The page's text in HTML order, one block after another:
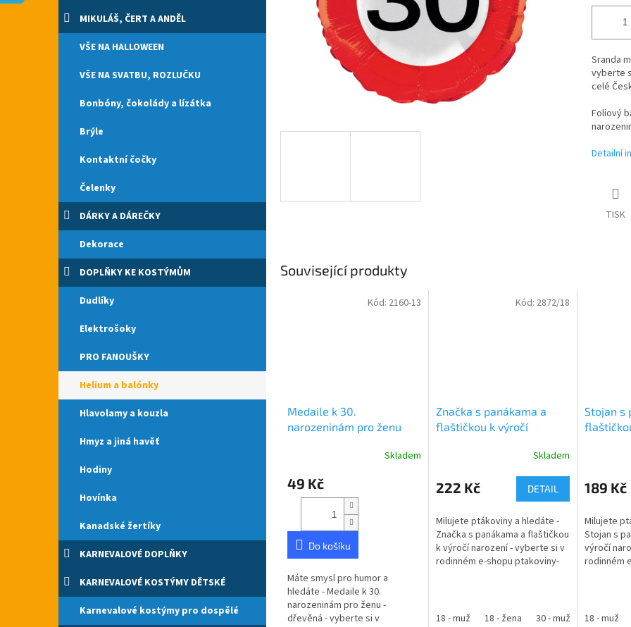
e
l
MIKULÁŠ, ČERT A ANDĚL
VŠE NA HALLOWEEN
VŠE NA SVATBU, ROZLUČKU
Bonbóny, čokolády a lízátka
Brýle
Kontaktní čočky
Čelenky
DÁRKY A DÁREČKY
Dekorace
DOPLŇKY KE KOSTÝMŮM
Dudlíky
Elektrošoky
PRO FANOUŠKY
Helium a balónky
Hlavolamy a kouzla
Hmyz a jiná havěť
Hodiny
Hovínka
Kanadské žertíky
KARNEVALOVÉ DOPLŇKY
KARNEVALOVÉ KOSTÝMY DĚTSKÉ
Karnevalové kostýmy pro dospělé
Sranda
vyberte
celé
Foliový
Detailní
TISK
Související produkty
Medaile k 30.
narozeninám pro ženu
produktu
hvězdiček.
Skladem
49 Kč
Do košíku
Máte smysl pro humor a
hledáte - Medaile k 30.
narozeninám pro ženu -
dřevěná - vyberte si v
Kód: 2160-13
Značka s panákama a
flaštičkou k výročí
produktu
je
z
5
hvězdiček.
Skladem
222 Kč DETAIL
Milujete ptákoviny a hledáte -
Značka s panákama a flaštičkou
k výročí narození - vyberte si v
rodinném e-shopu ptakoviny-
18 - muž 18 - žena 30 - muž 30 - žena
Kód: 2872/18
Stojan s
produktu
je
z
5
hvězdiček.
189 Kč
Milujete
Stojan s
výročí
rodinném
18 - muž